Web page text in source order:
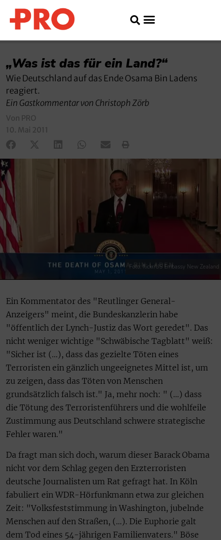
„Was ist das für ein Land?“
Wie Deutschland auf das Ende Osama Bin Ladens
reagiert.
Ein Gastkommentar von Christoph Zörb
Von PRO
10. Mai 2011
Foto: flickr/US Embassy New Zealand
Ein Kommentator des "Reutlinger General-
Anzeigers" meint, die Bundeskanzlerin habe
"öffentlich der Lynch-Justiz das Wort geredet". Das
nicht weniger wichtige "Schwäbische Tagblatt" weiß:
"Sicher ist (…), dass das gezielte Töten eines
Terroristen ein gänzlich ungeeignetes Mittel ist, um
zu zeigen, dass das Töten von Menschen
grundsätzlich falsch ist." Ja, mehr noch: " (…) dass
die Tötung des Terroristenführers und die wohlfeile
Zustimmung aus Deutschland schwere strategische
Fehler waren."
Da fragt man sich doch, warum dieser Barack Obama
nicht vor dem Schlag gegen den Erzterroristen
deutsche Journalisten um Rat gefragt hat. In Köln
fabuliert ein WDR-Hörfunkmann etwa zur gleichen
Zeit: "Volksfeststimmung in Washington, jubelnde
Menschen auf den Straßen, (…). Die Euphorie galt
dem Tod eines 54-jährigen Familienvaters." Böse